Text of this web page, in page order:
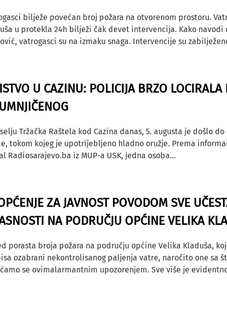
bilježe povećan broj požara na otvorenom prostoru.
u protekla 24h bilježi čak devet intervencija. Kako navodi
vatrogasci su na izmaku snaga. Intervencije su
U CAZINU: POLICIJA BRZO
Tržačka Raštela kod Cazina danas, 5. augusta je došlo
tokom kojeg je upotrijebljeno hladno oružje. Prema
Radiosarajevo.ba iz MUP-a USK, jedna osoba...
ZA JAVNOST POVODOM SVE
NA PODRUČJU OPĆINE VELIKA
porasta broja požara na području općine Velika Kladuša,
ozabrani nekontrolisanog paljenja vatre, naročito one sa
se ovimalarmantnim upozorenjem. Sve više je